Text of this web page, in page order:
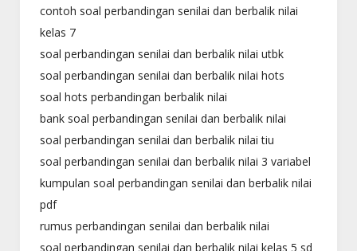
contoh soal perbandingan senilai dan berbalik nilai
kelas 7
soal perbandingan senilai dan berbalik nilai utbk
soal perbandingan senilai dan berbalik nilai hots
soal hots perbandingan berbalik nilai
bank soal perbandingan senilai dan berbalik nilai
soal perbandingan senilai dan berbalik nilai tiu
soal perbandingan senilai dan berbalik nilai 3 variabel
kumpulan soal perbandingan senilai dan berbalik nilai
pdf
rumus perbandingan senilai dan berbalik nilai
soal perbandingan senilai dan berbalik nilai kelas 5 sd